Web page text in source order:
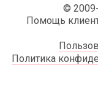
©
Помощь
Политика